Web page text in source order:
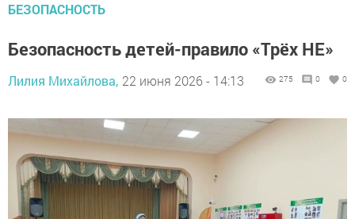
БЕЗОПАСНОСТЬ
Безопасность детей-правило «Трёх НЕ»
Лилия Михайлова, 22 июня 2026 - 14:13 275 0 0